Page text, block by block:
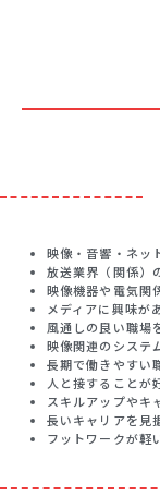
映像・音響・ネッ
放送業界（関係）
映像機器や電気関
メディアに興味が
風通しの良い職場
映像関連のシステ
長期で働きやすい
人と接することが
スキルアップやキ
長いキャリアを見
フットワークが軽